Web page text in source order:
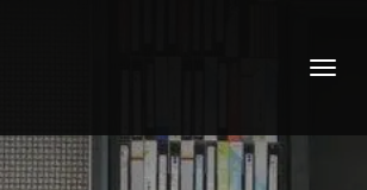
DÉPLIER